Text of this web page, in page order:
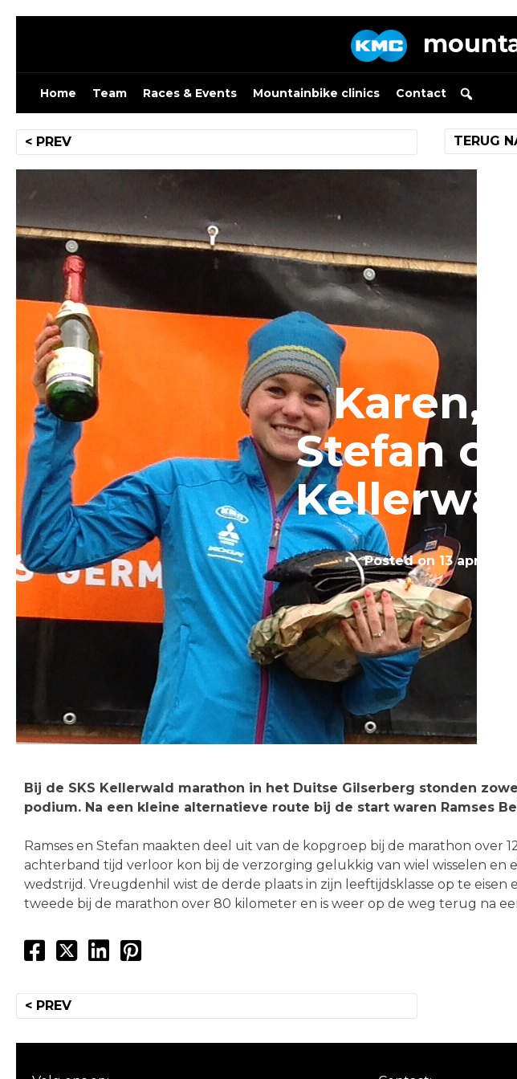
Skip
Home Team Races & Events Mountainbike clinics Contact
Bericht
navigatie
< PREV TERUG
Karen,
Stefan
Posted on 13 april 2014
Bij de SKS Kellerwald marathon in het Duitse Gilserberg stonden
podium. Na een kleine alternatieve route bij de start waren Ramses
Ramses en Stefan maakten deel uit van de kopgroep bij de marathon
achterband tijd verloor kon bij de verzorging gelukkig van wiel wisselen en
wedstrijd. Vreugdenhil wist de derde plaats in zijn leeftijdsklasse op te
tweede bij de marathon over 80 kilometer en is weer op de weg terug na
Bericht
< PREV